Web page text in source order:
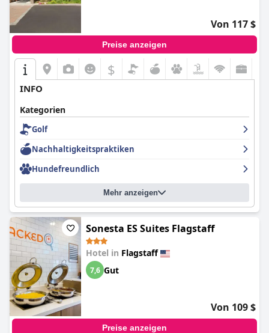
Von 117 $
Preise anzeigen
$
INFO
Kategorien
Golf
Nachhaltigkeitspraktiken
Hundefreundlich
Mehr anzeigen
Sonesta ES Suites Flagstaff
Hotel in Flagstaff
7,6 Gut
Von 109 $
Preise anzeigen